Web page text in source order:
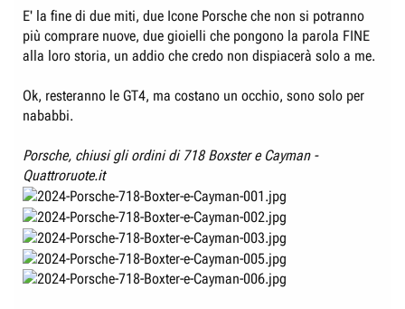
s
s
i
n
e
E' la fine di due miti, due Icone Porsche che non si potranno
più comprare nuove, due gioielli che pongono la parola FINE
alla loro storia, un addio che credo non dispiacerà solo a me.
Ok, resteranno le GT4, ma costano un occhio, sono solo per
nababbi.
Porsche, chiusi gli ordini di 718 Boxster e Cayman -
Quattroruote.it